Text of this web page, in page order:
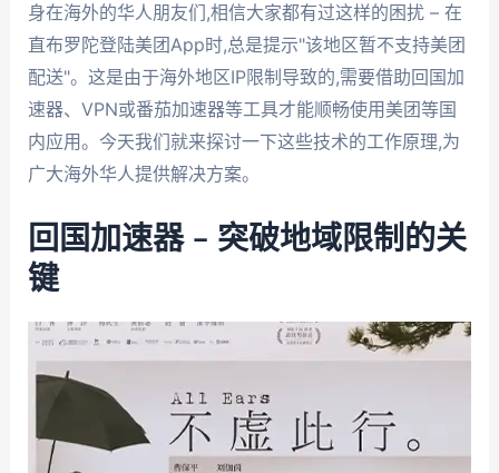
身在海外的华人朋友们,相信大家都有过这样的困扰 – 在
直布罗陀登陆美团App时,总是提示"该地区暂不支持美团
配送"。这是由于海外地区IP限制导致的,需要借助回国加
速器、VPN或番茄加速器等工具才能顺畅使用美团等国
内应用。今天我们就来探讨一下这些技术的工作原理,为
广大海外华人提供解决方案。
回国加速器 – 突破地域限制的关
键